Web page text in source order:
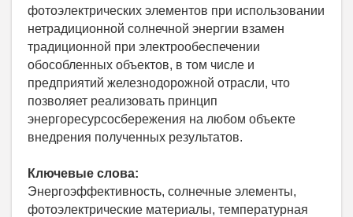
фотоэлектрических элементов при использовании
нетрадиционной солнечной энергии взамен
традиционной при электрообеспечении
обособленных объектов, в том числе и
предприятий железнодорожной отрасли, что
позволяет реализовать принцип
энергоресурсосбережения на любом объекте
внедрения полученных результатов.
Ключевые слова:
Энергоэффективность, солнечные элементы,
фотоэлектрические материалы, температурная